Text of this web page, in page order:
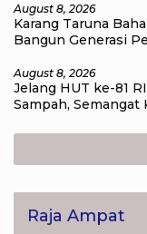
August 8, 2026
Karang Taruna
Bangun Generasi
August 8, 2026
Jelang HUT ke-81
Sampah,
Raja Ampat